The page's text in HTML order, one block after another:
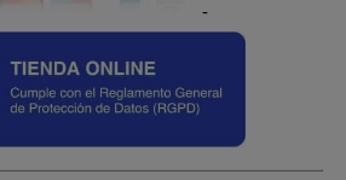
-